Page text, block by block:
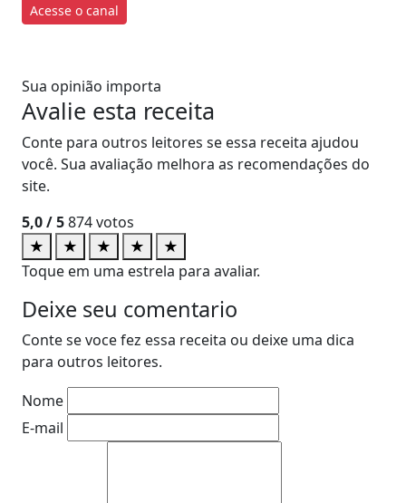
Acesse o canal
Sua opinião importa
Avalie esta receita
Conte para outros leitores se essa receita ajudou
você. Sua avaliação melhora as recomendações do
site.
5,0/ 5874votos
★
★ ★ ★
★
Toque em uma estrela para avaliar.
Deixe seu comentario
Conte se voce fez essa receita ou deixe uma dica
para outros leitores.
Nome
E-mail